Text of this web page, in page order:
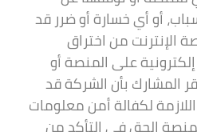
أو أي خسارة أو ضرر قد
الإنترنت من اختراق
على المنصة أو
المشارك بأن الشركة قد
لكفالة أمن معلومات